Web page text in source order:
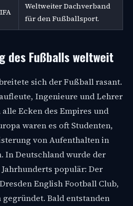
Weltweiter Dachverband
für den Fußballsport.
des Fußballs weltweit
sich der Fußball rasant.
Ingenieure und Lehrer
Ecken des Empires und
waren es oft Studenten,
von Aufenthalten in
In Deutschland wurde der
populär: Der
English Football Club,
gegründet. Bald entstanden